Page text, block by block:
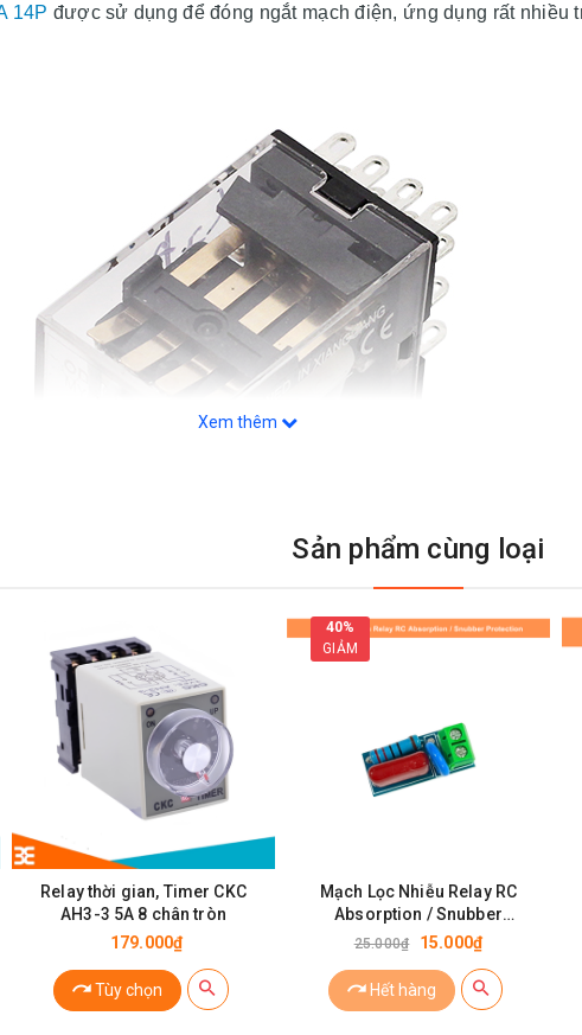
14P được sử dụng để đóng ngắt mạch điện, ứng dụng rất nhiều
Relay Omron 14P
14P: 30g
Xem thêm
Sản phẩm cùng loại
Relay thời gian, Timer CKC
AH3-3 5A 8 chân tròn
179.000₫
Tùy chọn
40%
GIẢM
Mạch Lọc Nhiễu Relay RC
Absorption / Snubber
Protection
25.000₫ 15.000₫
Hết hàng